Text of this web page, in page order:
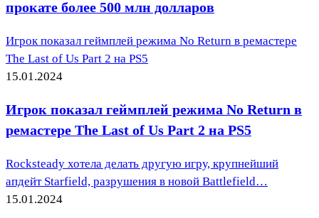
прокате более 500 млн долларов
Игрок показал геймплей режима No Return в ремастере
The Last of Us Part 2 на PS5
15.01.2024
Игрок показал геймплей режима No Return в
ремастере The Last of Us Part 2 на PS5
Rocksteady хотела делать другую игру, крупнейший
апдейт Starfield, разрушения в новой Battlefield…
15.01.2024